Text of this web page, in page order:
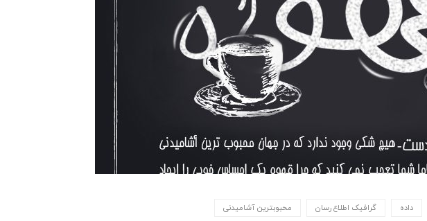
داده گرافیک اطلاع رسان محبوبترین آشامیدنی